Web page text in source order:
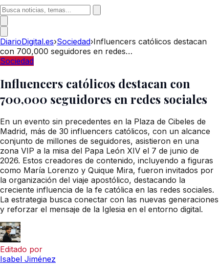
DiarioDigital.es›Sociedad›Influencers católicos destacan
con 700,000 seguidores en redes…
Sociedad
Influencers católicos destacan con
700,000 seguidores en redes sociales
En un evento sin precedentes en la Plaza de Cibeles de
Madrid, más de 30 influencers católicos, con un alcance
conjunto de millones de seguidores, asistieron en una
zona VIP a la misa del Papa León XIV el 7 de junio de
2026. Estos creadores de contenido, incluyendo a figuras
como María Lorenzo y Quique Mira, fueron invitados por
la organización del viaje apostólico, destacando la
creciente influencia de la fe católica en las redes sociales.
La estrategia busca conectar con las nuevas generaciones
y reforzar el mensaje de la Iglesia en el entorno digital.
Editado por
Isabel Jiménez